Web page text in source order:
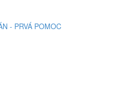
- PRVÁ POMOC